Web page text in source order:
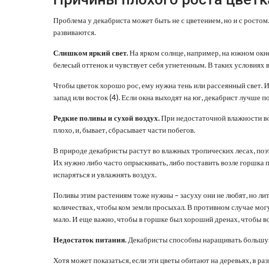
Проблема у декабриста может быть не с цветением, но и с
развиваются.
Слишком яркий свет.На ярком солнце, например, на южном
белесый оттенок и чувствует себя угнетенным. В таких
Чтобы цветок хорошо рос, ему нужна тень или рассеянный свет.
запад или восток (4). Если окна выходят на юг, декабрист лучше
Редкие поливы и сухой воздух.При недостаточной влажности
плохо, и, бывает, сбрасывает части побегов.
В природе декабристы растут во влажных тропических лесах,
Их нужно либо часто опрыскивать, либо поставить возле горшка
испаряться и увлажнять воздух.
Поливы этим растениям тоже нужны – засуху они не любят, но
количествах, чтобы ком земли просыхал. В противном случае
мало. И еще важно, чтобы в горшке был хороший дренах, чтобы
Недостаток питания. Декабристы способны наращивать
Хотя может показаться, если эти цветы обитают на деревьях, в